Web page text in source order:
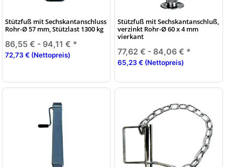
Stützfuß mit Sechskantanschluss
Rohr-Ø 57 mm, Stützlast 1300 kg
86,55 € - 94,11 € *
72,73 € (Nettopreis)
Stützfuß mit Sechskantanschluß,
verzinkt Rohr-Ø 60 x 4 mm
vierkant
77,62 € - 84,06 € *
65,23 € (Nettopreis)